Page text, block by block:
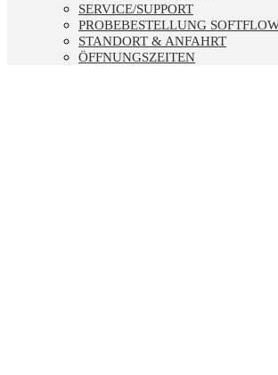
SERVICE/SUPPORT
PROBEBESTELLUNG
STANDORT & ANFAHRT
ÖFFNUNGSZEITEN